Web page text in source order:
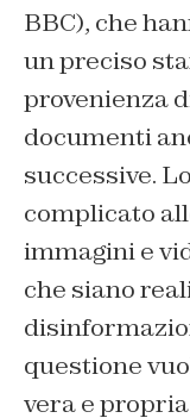
BBC), che
un preciso
provenienza
documenti
successive.
complicato
immagini e
che siano
questione
vera e